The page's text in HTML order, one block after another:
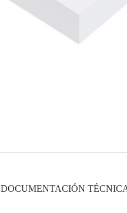
DOCUMENTACIÓN